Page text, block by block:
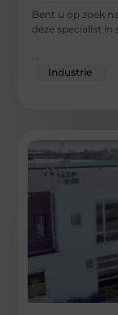
Bent u op zoek
deze specialist
Industrie